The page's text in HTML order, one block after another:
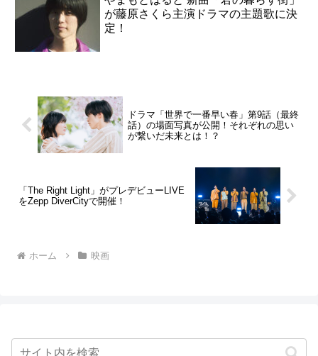
が藤原さくら主演ドラマの主題歌に決
定！
ドラマ「世界で一番早い春」第9話（最終
話）の場面写真が公開！それぞれの思い
が繋いだ未来とは！？
「The Right Light」がプレデビューLIVE
をZepp DiverCityで開催！
ホーム 映画